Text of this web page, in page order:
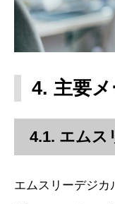
4. 主要
4.1. エムス
エムスリーデジカ